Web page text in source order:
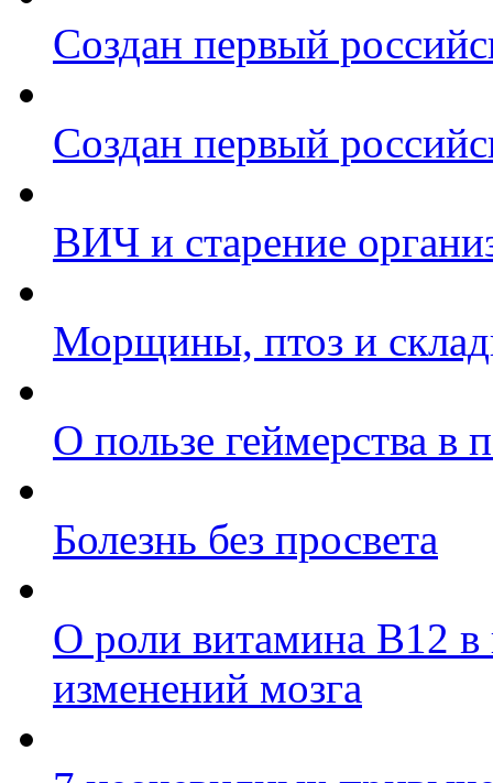
Создан первый
Создан первый
ВИЧ и старение
Морщины, птоз и
О пользе геймерства в
Болезнь без просвета
О роли витамина B12 в
изменений мозга